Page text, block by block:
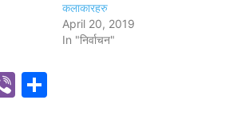
कलाकारहरु
April 20, 2019
In "निर्वाचन"
Viber